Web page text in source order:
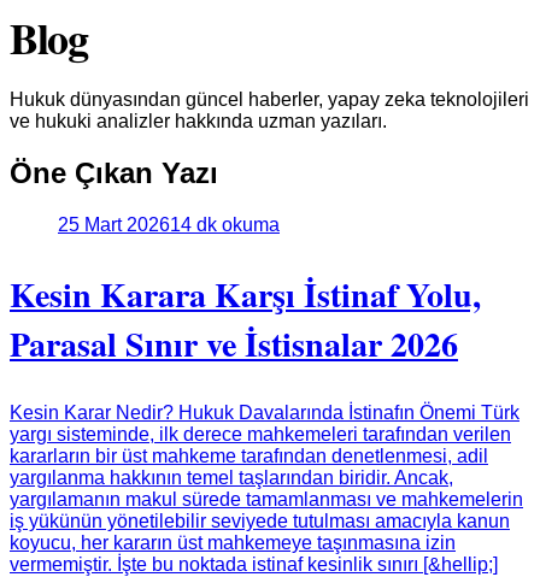
Blog
Hukuk dünyasından güncel haberler, yapay zeka teknolojileri
ve hukuki analizler hakkında uzman yazıları.
Öne Çıkan Yazı
25 Mart 202614 dk okuma
Kesin Karara Karşı İstinaf Yolu,
Parasal Sınır ve İstisnalar 2026
Kesin Karar Nedir? Hukuk Davalarında İstinafın Önemi Türk
yargı sisteminde, ilk derece mahkemeleri tarafından verilen
kararların bir üst mahkeme tarafından denetlenmesi, adil
yargılanma hakkının temel taşlarından biridir. Ancak,
yargılamanın makul sürede tamamlanması ve mahkemelerin
iş yükünün yönetilebilir seviyede tutulması amacıyla kanun
koyucu, her kararın üst mahkemeye taşınmasına izin
vermemiştir. İşte bu noktada istinaf kesinlik sınırı [&hellip;]